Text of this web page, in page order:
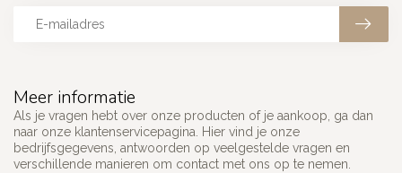
Meer informatie
Als je vragen hebt over onze producten of je aankoop, ga dan
naar onze klantenservicepagina. Hier vind je onze
bedrijfsgegevens, antwoorden op veelgestelde vragen en
verschillende manieren om contact met ons op te nemen.